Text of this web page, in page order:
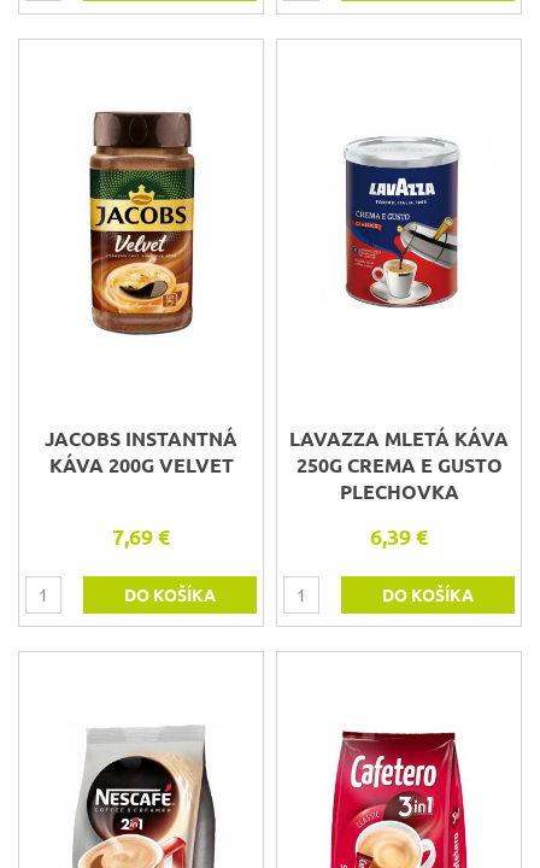
JACOBS INSTANTNÁ
KÁVA 200G VELVET
7,69 €
DO KOŠÍKA
LAVAZZA MLETÁ KÁVA
250G CREMA E GUSTO
PLECHOVKA
6,39 €
DO KOŠÍKA